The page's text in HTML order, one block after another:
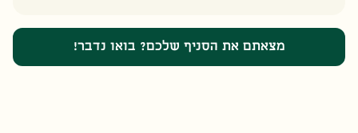
מצאתם את הסניף שלכם? בואו נדבר!